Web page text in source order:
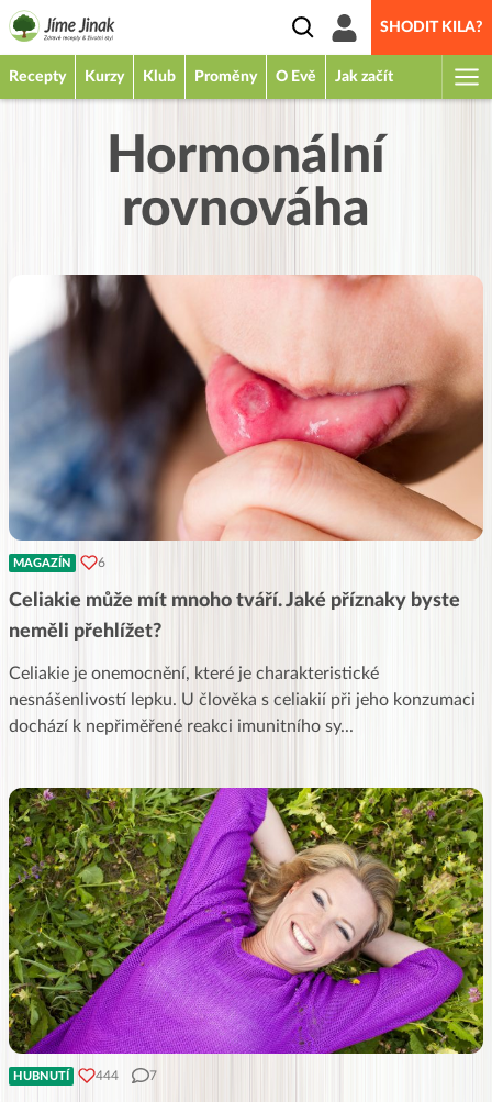
SHODIT KILA?
Recepty Kurzy Klub Proměny O Evě Jak začít
Hormonální
rovnováha
MAGAZÍN 6
Celiakie může mít mnoho tváří. Jaké příznaky byste
neměli přehlížet?
Celiakie je onemocnění, které je charakteristické
nesnášenlivostí lepku. U člověka s celiakií při jeho konzumaci
dochází k nepřiměřené reakci imunitního sy...
HUBNUTÍ 444 7